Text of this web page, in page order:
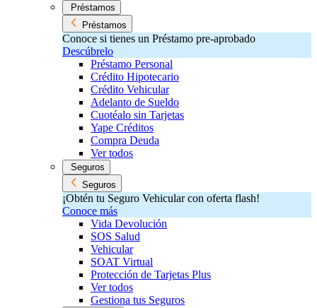
Préstamos
Préstamos
Conoce si tienes un Préstamo pre-aprobado
Descúbrelo
Préstamo Personal
Crédito Hipotecario
Crédito Vehicular
Adelanto de Sueldo
Cuotéalo sin Tarjetas
Yape Créditos
Compra Deuda
Ver todos
Seguros
Seguros
¡Obtén tu Seguro Vehicular con oferta flash!
Conoce más
Vida Devolución
SOS Salud
Vehicular
SOAT Virtual
Protección de Tarjetas Plus
Ver todos
Gestiona tus Seguros